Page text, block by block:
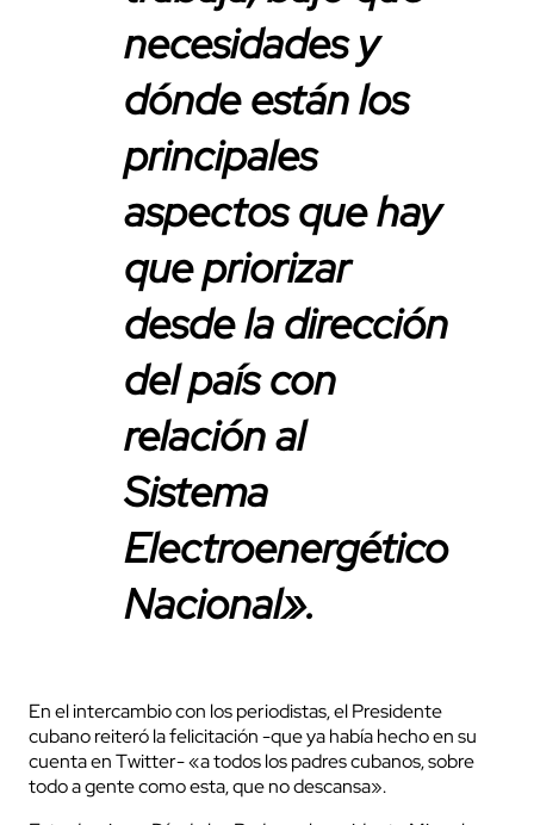
necesidades y
dónde están los
principales
aspectos que hay
que priorizar
desde la dirección
del país con
relación al
Sistema
Electroenergético
Nacional».
En el intercambio con los periodistas, el Presidente
cubano reiteró la felicitación -que ya había hecho en su
cuenta en Twitter- «a todos los padres cubanos, sobre
todo a gente como esta, que no descansa».